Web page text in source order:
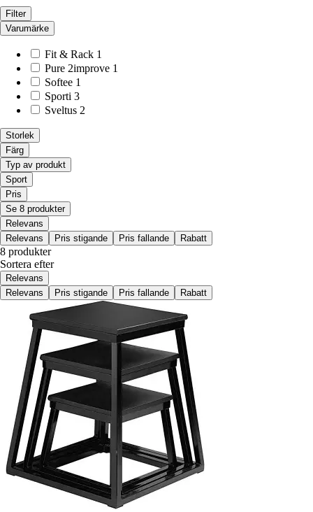
Filter
Varumärke
Fit & Rack 1
Pure 2improve 1
Softee 1
Sporti 3
Sveltus 2
Storlek
Färg
Typ av produkt
Sport
Pris
Se 8 produkter
Relevans
Relevans
Pris stigande Pris fallande Rabatt
8 produkter
Sortera efter
Relevans
Relevans
Pris stigande Pris fallande Rabatt